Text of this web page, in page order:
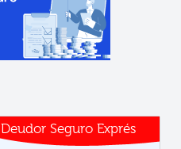
Deudor Seguro Exprés